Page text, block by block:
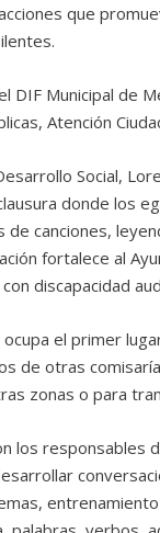
que
DIF Municipal de
Atención
Social,
donde los
canciones,
fortalece al
discapacidad
el primer
de otras
zonas o para
los responsables